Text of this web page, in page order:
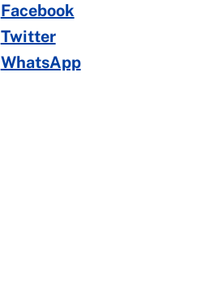
Facebook
Twitter
WhatsApp